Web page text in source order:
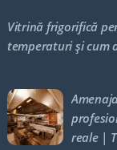
Vitrină frigorifică
temperaturi și cum
reale |